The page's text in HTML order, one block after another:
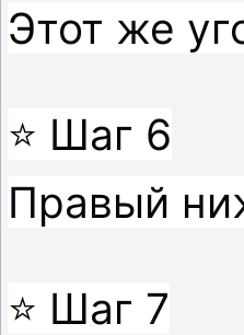
Этот же
⭐ Шаг 6
Правый
⭐ Шаг 7